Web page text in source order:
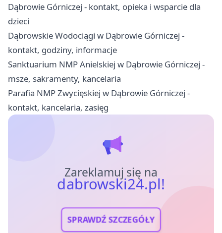
Dąbrowie Górniczej - kontakt, opieka i wsparcie dla
dzieci
Dąbrowskie Wodociągi w Dąbrowie Górniczej -
kontakt, godziny, informacje
Sanktuarium NMP Anielskiej w Dąbrowie Górniczej -
msze, sakramenty, kancelaria
Parafia NMP Zwycięskiej w Dąbrowie Górniczej -
kontakt, kancelaria, zasięg
Zareklamuj się na
dabrowski24.pl!
SPRAWDŹ SZCZEGÓŁY